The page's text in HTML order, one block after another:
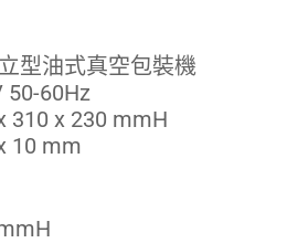
型油式真空包裝機
50-60Hz
310 x 230 mmH
10 mm